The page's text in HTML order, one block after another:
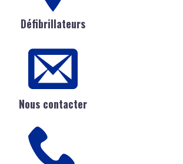
Défibrillateurs
Nous contacter